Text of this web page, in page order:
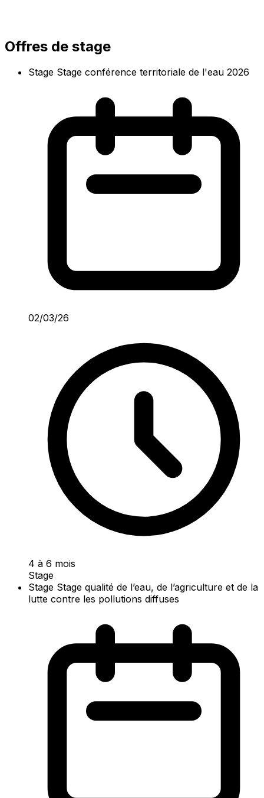
Offres de stage
Stage Stage conférence territoriale de l'eau 2026
02/03/26
4 à 6 mois
Stage
Stage Stage qualité de l’eau, de l’agriculture et de la
lutte contre les pollutions diffuses